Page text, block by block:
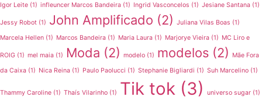
Igor Leite (1) infleuncer Marcos Bandeira (1) Ingrid Vasconcelos (1) Jesiane Santana (1)
Jessy Robot (1) John Amplificado (2) Juliana Vilas Boas (1)
Marcela Hellen (1) Marcos Bandeira (1) Maria Laura (1) Marjorye Vieira (1) MC Liro e
ROIG (1) mel maia (1) Moda (2) modelo (1) modelos (2)
Mãe Fora
da Caixa (1) Nica Reina (1) Paulo Paolucci (1) Stephanie Bigliardi (1) Suh Marcelino (1)
Thammy Caroline (1) Thaís Vilarinho (1) Tik tok (3) universo sugar (1)